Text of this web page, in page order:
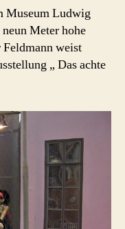
Feld
Ludwig
Köln
2006)
Museum Ludwig
Meter hohe
weist
„ Das achte